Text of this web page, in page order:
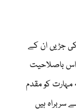
جڑیں ان کے
باصلاحیت
کو مقدم
ہیں